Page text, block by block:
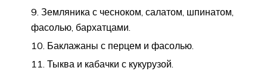
Земляника с чесноком, салатом, шпинатом,
фасолью, бархатцами.
Баклажаны с перцем и фасолью.
Тыква и кабачки с кукурузой.